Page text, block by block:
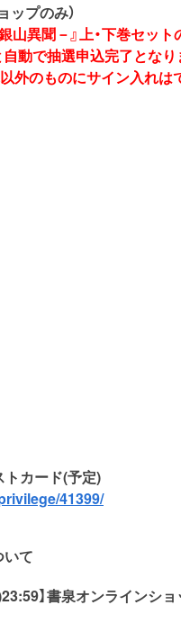
プのみ）
異聞－』上・下巻セット
動で抽選申込完了となり
外のものにサイン入れは
トカード(予定)
41399/
て
】書泉オンラインシ